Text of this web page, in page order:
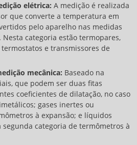
elétrica: A medição é realizada
que converte a temperatura em
pelo aparelho nas medidas
categoria estão termopares,
e transmissores de
mecânica: Baseado na
que podem ser duas fitas
coeficientes de dilatação, no caso
gases inertes ou
à expansão; e líquidos
segunda categoria de termômetros à